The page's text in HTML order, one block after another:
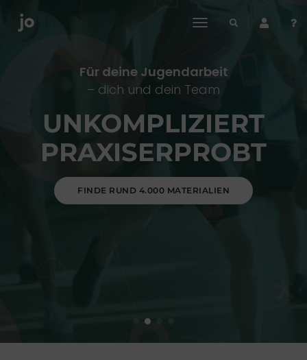
toggle
Für deine Jugendarbeit
– dich und dein Team
UNKOMPLIZIERT
PRAXISERPROBT
FINDE RUND 4.000 MATERIALIEN